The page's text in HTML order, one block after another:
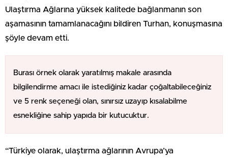
Ulaştırma Ağlarına yüksek kalitede bağlanmanın son
aşamasının tamamlanacağını bildiren Turhan, konuşmasına
şöyle devam etti.
Burası örnek olarak yaratılmış makale arasında
bilgilendirme amacı ile istediğiniz kadar çoğaltabileceğiniz
ve 5 renk seçeneği olan, sınırsız uzayıp kısalabilme
esnekliğine sahip yapıda bir kutucuktur.
“Türkiye olarak, ulaştırma ağlarının Avrupa’ya